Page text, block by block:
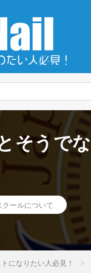
そうで
クールについて
になりたい人必見！